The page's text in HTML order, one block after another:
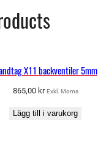
X11 backventiler 5mm
865,00 kr Exkl. Moms
Lägg till i varukorg